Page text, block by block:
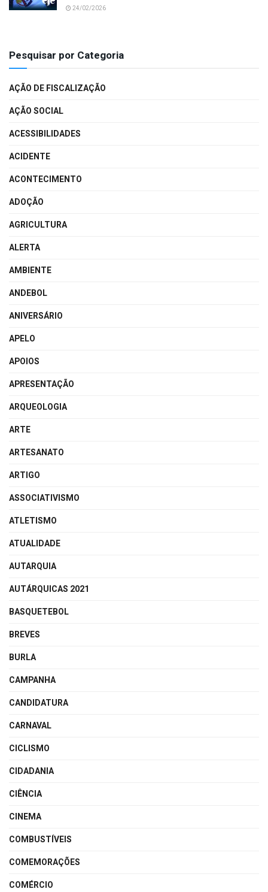
24/02/2026
Pesquisar por Categoria
AÇÃO DE FISCALIZAÇÃO
AÇÃO SOCIAL
ACESSIBILIDADES
ACIDENTE
ACONTECIMENTO
ADOÇÃO
AGRICULTURA
ALERTA
AMBIENTE
ANDEBOL
ANIVERSÁRIO
APELO
APOIOS
APRESENTAÇÃO
ARQUEOLOGIA
ARTE
ARTESANATO
ARTIGO
ASSOCIATIVISMO
ATLETISMO
ATUALIDADE
AUTARQUIA
AUTÁRQUICAS 2021
BASQUETEBOL
BREVES
BURLA
CAMPANHA
CANDIDATURA
CARNAVAL
CICLISMO
CIDADANIA
CIÊNCIA
CINEMA
COMBUSTÍVEIS
COMEMORAÇÕES
COMÉRCIO